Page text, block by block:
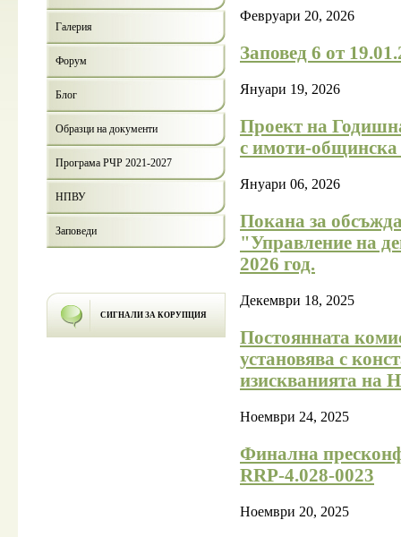
Галерия
Форум
Блог
Образци на документи
Програма РЧР 2021-2027
НПВУ
Заповеди
СИГНАЛИ ЗА КОРУПЦИЯ
Февруари 20, 2026
Заповед 6 от
Януари 19, 2026
Проект на
с имоти-общинска
Януари 06, 2026
Покана за
"Управление на
2026 год.
Декември 18, 2025
Постоянната
установява с
изискванията на
Ноември 24, 2025
Финална
RRP-4.028-0023
Ноември 20, 2025